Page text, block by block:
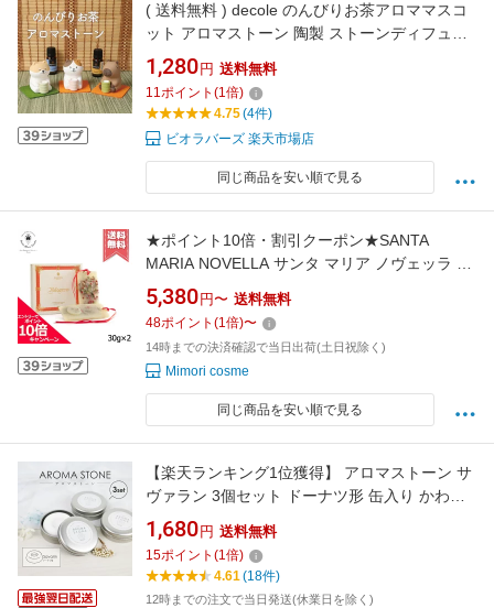
( 送料無料 ) decole のんびりお茶アロママスコ
ット アロマストーン 陶製 ストーンディフュー
ザー ( アロマディッシュ / アロマディフューザ
ー)
1,280 円 送料無料
11ポイント (1倍)
4.75(4件)
ビオラバーズ 楽天市場店
同じ商品を安い順で見る
★ポイント10倍・割引クーポン★SANTA
MARIA NOVELLA サンタ マリア ノヴェッラ タ
ボレッタ ザクロ 2枚入り【送料無料】
5,380 円〜 送料無料
48ポイント (1倍)〜
14時までの決済確認で当日出荷(土日祝除く)
Mimori cosme
同じ商品を安い順で見る
【楽天ランキング1位獲得】 アロマストーン サ
ヴァラン 3個セット ドーナツ形 缶入り かわい
い おしゃれ 日本製 陶器 素焼き ホワイト アロ
マディフューザー 直径約50mm x 高さ約8mm
シンプル プレート 石 プレゼント 精油 受け皿
エッセンシャルオイル 皿 車 国産
1,680 円 送料無料
15ポイント (1倍)
4.61(18件)
12時までの注文で当日発送(休業日を除く)